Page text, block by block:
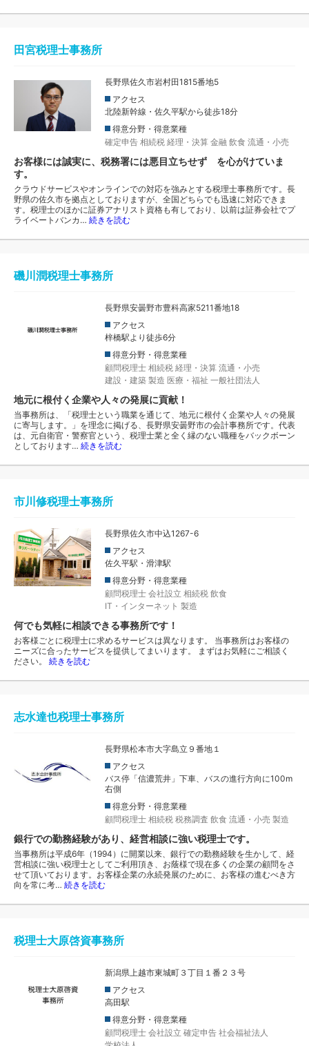
田宮税理士事務所
長野県佐久市岩村田1815番地5
アクセス
北陸新幹線・佐久平駅から徒歩18分
得意分野・得意業種
確定申告 相続税 経理・決算 金融 飲食 流通・小売
お客様には誠実に、税務署には悪目立ちせず を心がけていま
す。
クラウドサービスやオンラインでの対応を強みとする税理士事務所です。長
野県の佐久市を拠点としておりますが、全国どちらでも迅速に対応できま
す。税理士のほかに証券アナリスト資格も有しており、以前は証券会社でプ
ライベートバンカ… 続きを読む
磯川潤税理士事務所
長野県安曇野市豊科高家5211番地18
アクセス
梓橋駅より徒歩6分
得意分野・得意業種
顧問税理士 相続税 経理・決算 流通・小売
建設・建築 製造 医療・福祉 一般社団法人
地元に根付く企業や人々の発展に貢献！
当事務所は、「税理士という職業を通じて、地元に根付く企業や人々の発展
に寄与します。」を理念に掲げる、長野県安曇野市の会計事務所です。代表
は、元自衛官・警察官という、税理士業と全く縁のない職種をバックボーン
としております… 続きを読む
市川修税理士事務所
長野県佐久市中込1267-6
アクセス
佐久平駅・滑津駅
得意分野・得意業種
顧問税理士 会社設立 相続税 飲食
IT・インターネット 製造
何でも気軽に相談できる事務所です！
お客様ごとに税理士に求めるサービスは異なります。 当事務所はお客様の
ニーズに合ったサービスを提供してまいります。 まずはお気軽にご相談く
ださい。 続きを読む
志水達也税理士事務所
長野県松本市大字島立９番地１
アクセス
バス停「信濃荒井」下車、バスの進行方向に100m
右側
得意分野・得意業種
顧問税理士 相続税 税務調査 飲食 流通・小売 製造
銀行での勤務経験があり、経営相談に強い税理士です。
当事務所は平成6年（1994）に開業以来、銀行での勤務経験を生かして、経
営相談に強い税理士としてご利用頂き、お蔭様で現在多くの企業の顧問をさ
せて頂いております。お客様企業の永続発展のために、お客様の進むべき方
向を常に考… 続きを読む
税理士大原啓資事務所
新潟県上越市東城町３丁目１番２３号
アクセス
高田駅
得意分野・得意業種
顧問税理士 会社設立 確定申告 社会福祉法人